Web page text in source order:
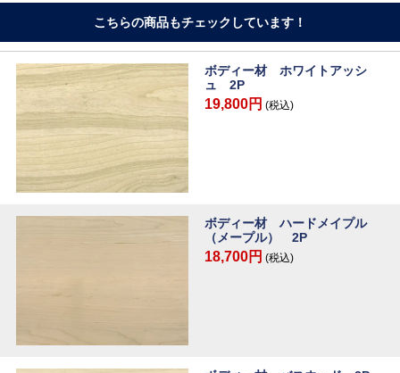
こちらの商品もチェックしています！
ボディー材 ホワイトアッシ
ュ 2P
19,800円 (税込)
ボディー材 ハードメイプル
（メープル） 2P
18,700円 (税込)